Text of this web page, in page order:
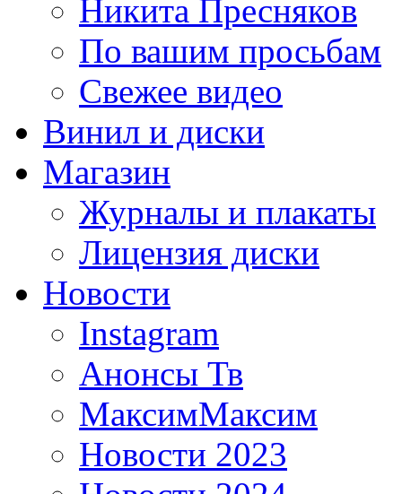
Никита Пресняков
По вашим просьбам
Свежее видео
Винил и диски
Магазин
Журналы и плакаты
Лицензия диски
Новости
Instagram
Анонсы Тв
МаксимМаксим
Новости 2023